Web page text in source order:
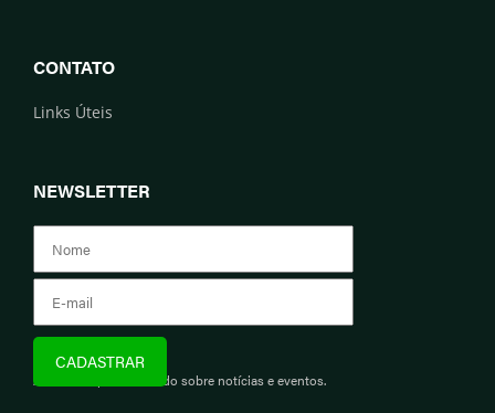
CONTATO
Links Úteis
NEWSLETTER
Assine e fique informado sobre notícias e eventos.